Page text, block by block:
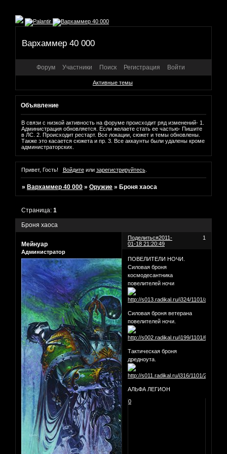
Вархаммер 40 000
Форум Участники Поиск Регистрация Войти
Активные темы
Объявление
В связи с низкой активность на форуме происходит ряд изменений- 1.
Администрация обновляется. Если желаете стать ее частью- Пишите
в ЛС. 2. Происходит рестарт. Все локации, сюжет и темы обновлены.
Также это касается сюжета и пр. 3. Все аккаунты были удалены кроме
администраторских.
Привет, Гость! Войдитеили зарегистрируйтесь.
» Вархаммер 40 000 »Оружие » Броня хаоса
Броня хаоса
Страница:1
Поделиться 1
2011-
01-18 21:20:49
Мейнуар
Администратор
ПОВЕЛИТЕЛИ НОЧИ.
Силовая броня
космодесантника
повелителей ночи
Силовая броня ветерана
повелителей ночи.
Тактическая броня
дредноута.
АЛЬФА ЛЕГИОН
0